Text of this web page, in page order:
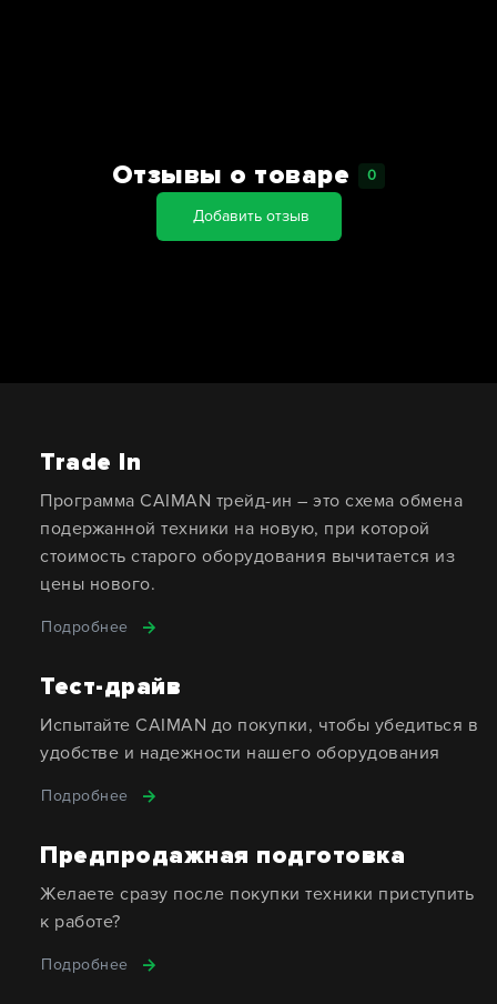
Отзывы о товаре 0
Добавить отзыв
Trade In
Программа CAIMAN трейд-ин – это схема обмена
подержанной техники на новую, при которой
стоимость старого оборудования вычитается из
цены нового.
Подробнее
Тест-драйв
Испытайте CAIMAN до покупки, чтобы убедиться в
удобстве и надежности нашего оборудования
Подробнее
Предпродажная подготовка
Желаете сразу после покупки техники приступить
к работе?
Подробнее